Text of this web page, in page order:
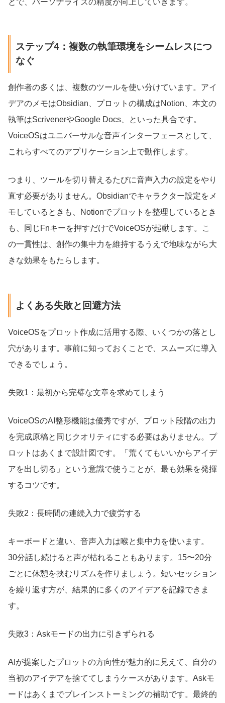
ステップ4：複数の執筆環境をシームレスにつ
なぐ
創作者の多くは、複数のツールを使い分けています。アイ
デアのメモはObsidian、プロットの構成はNotion、本文の
執筆はScrivenerやGoogle Docs、といった具合です。
VoiceOSはユニバーサルな音声インターフェースとして、
これらすべてのアプリケーション上で動作します。
つまり、ツールを切り替えるたびに音声入力の設定をやり
直す必要がありません。Obsidianでキャラクター設定をメ
モしているときも、Notionでプロットを整理しているとき
も、同じFnキーを押すだけでVoiceOSが起動します。こ
の一貫性は、創作の集中力を維持するうえで地味ながら大
きな効果をもたらします。
よくある失敗と回避方法
VoiceOSをプロット作成に活用する際、いくつかの落とし
穴があります。事前に知っておくことで、スムーズに導入
できるでしょう。
失敗1：最初から完璧な文章を求めてしまう
VoiceOSのAI整形機能は優秀ですが、プロット段階の出力
を完成原稿と同じクオリティにする必要はありません。プ
ロットはあくまで設計図です。「荒くてもいいからアイデ
アを出し切る」という意識で使うことが、最も効果を発揮
するコツです。
失敗2：長時間の連続入力で疲労する
キーボードと違い、音声入力は喉と集中力を使います。
30分話し続けると声が枯れることもあります。15〜20分
ごとに休憩を挟むリズムを作りましょう。短いセッション
を繰り返す方が、結果的に多くのアイデアを記録できま
す。
失敗3：Askモードの出力に引きずられる
AIが提案したプロットの方向性が魅力的に見えて、自分の
当初のアイデアを捨ててしまうケースがあります。Askモ
ードはあくまでブレインストーミングの補助です。最終的